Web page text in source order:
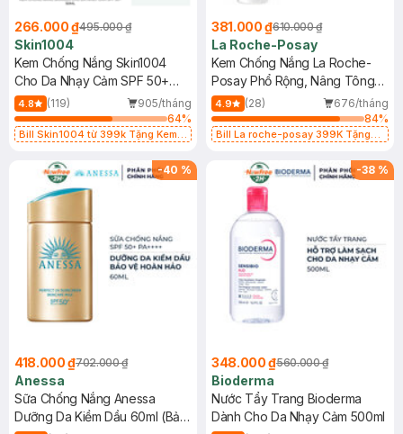
266.000 ₫495.000 ₫
Skin1004
Kem Chống Nắng Skin1004
Cho Da Nhạy Cảm SPF 50+
50ml
4.8 (119)
905/tháng
64%
Bill Skin1004 từ 399k Tặng Kem
SPF 50+ 20ml (SL Có Hạn)
381.000 ₫610.000 ₫
La Roche-Posay
Kem Chống Nắng La Roche-
Posay Phổ Rộng, Nâng Tông
Kiềm Dầu 50ml
4.9 (28)
676/tháng
84%
Bill La roche-posay 399K Tặng
(SL có hạn)
-40 %
418.000 ₫702.000 ₫
Anessa
Sữa Chống Nắng Anessa
Dưỡng Da Kiềm Dầu 60ml (Bản
-38 %
348.000 ₫560.000 ₫
Bioderma
Nước Tẩy Trang Bioderma
Dành Cho Da Nhạy Cảm 500ml